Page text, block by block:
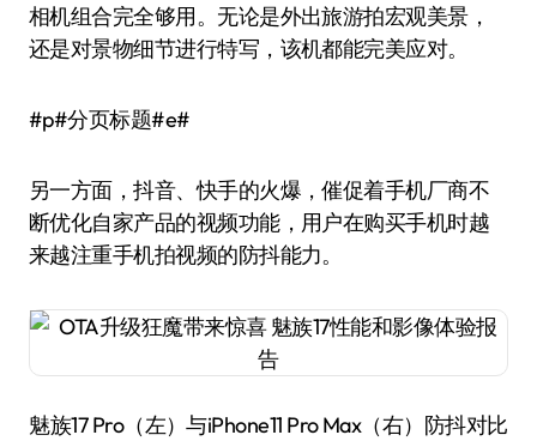
相机组合完全够用。无论是外出旅游拍宏观美景，
还是对景物细节进行特写，该机都能完美应对。
#p#分页标题#e#
另一方面，抖音、快手的火爆，催促着手机厂商不
断优化自家产品的视频功能，用户在购买手机时越
来越注重手机拍视频的防抖能力。
魅族17 Pro（左）与iPhone11 Pro Max（右）防抖对比